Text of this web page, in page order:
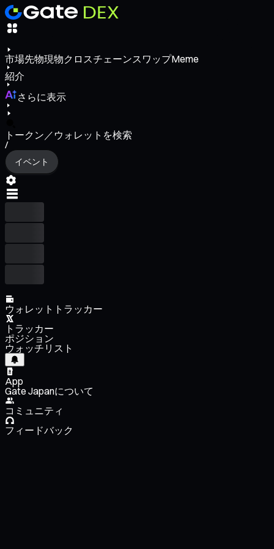
市場先物現物クロスチェーンスワップMeme
紹介
さらに表示
トークン／ウォレットを検索
/
イベント
ウォレットトラッカー
トラッカー
ポジション
ウォッチリスト
App
Gate Japanについて
コミュニティ
フィードバック